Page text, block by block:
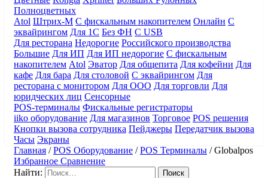
Полноцветных
Atol Штрих-М С фискальным накопителем Онлайн С
эквайрингом Для 1С Без ФН С USB
Для ресторана Недорогие Российского производства
Большие Для ИП Для ИП недорогие С фискальным
накопителем Atol Эватор Для общепита Для кофейни Для
кафе Для бара Для столовой С эквайрингом Для
ресторана с монитором Для ООО Для торговли Для
юридческих лиц Сенсорные
POS-терминалы Фискальные регистраторы
iiko оборудование Для магазинов Торговое POS решения
Кнопки вызова сотрудника Пейджеры Передатчик вызова
Часы Экраны
Главная /POS Оборудование /POS Терминалы /Globalpos
Избранное Сравнение
Найти: